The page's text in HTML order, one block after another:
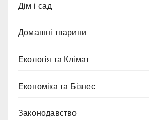
Дім і сад
Домашні тварини
Екологія та Клімат
Економіка та Бізнес
Законодавство